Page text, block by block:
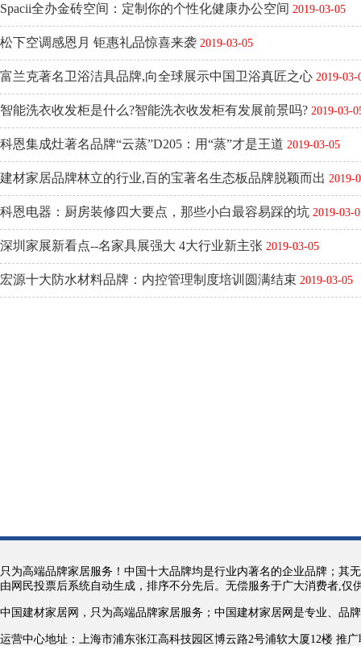
Spacii全办金砖空间：定制你的个性化健康办公空间 2019-03-05
松下空调感恩月 钜惠礼品惊喜来袭 2019-03-05
富兰克著名卫浴洁具品牌,向全球展示中国卫浴真匠之心 2019-03-
智能洗衣收发柜是什么?智能洗衣收发柜有发展前景吗? 2019-03-
科恩集成灶著名品牌“云蒸”D205：用“蒸”才是王道 2019-03-05
建材家居品牌林立的行业,百的宝著名生态板品牌脱颖而出 2019-
科恩电器：厨房装修四大要点，那些小白最容易踩的坑 2019-03-
深圳家展新看点--名家具展强大 4大行业新主张 2019-03-05
宏源十大防水材料品牌：内控管理制度培训圆满结束 2019-03-05
只为高端品牌家居服务！中国十大品牌均是行业内著名的企业品牌；其
由网民投票后系统自动生成，排序不分先后。无偿服务于广大消费者,
中国建材家居网，只为高端品牌家居服务；中国建材家居网是专业、品
运营中心地址：上海市浦东张江高科技园区博云路2号浦软大厦12楼 推